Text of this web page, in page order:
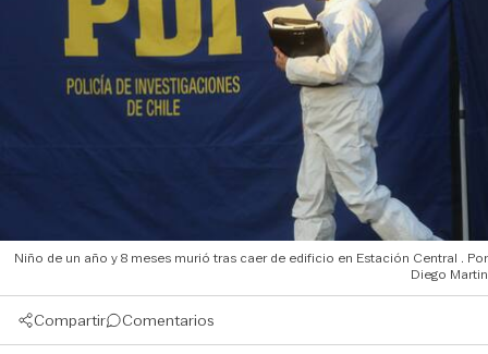
Niño de un año y 8 meses murió tras caer de edificio en Estación Central
Diego Martin
Compartir Comentarios